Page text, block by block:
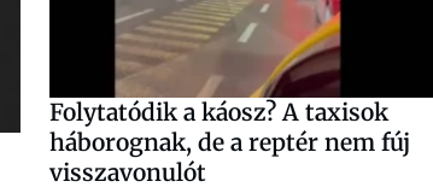
Folytatódik a káosz? A taxisok
háborognak, de a reptér nem fúj
visszavonulót